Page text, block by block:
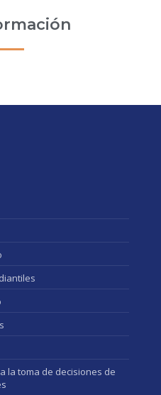
la toma de decisiones de